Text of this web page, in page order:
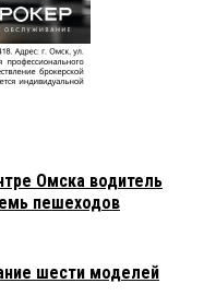
Омска водитель
пешеходов
шести моделей